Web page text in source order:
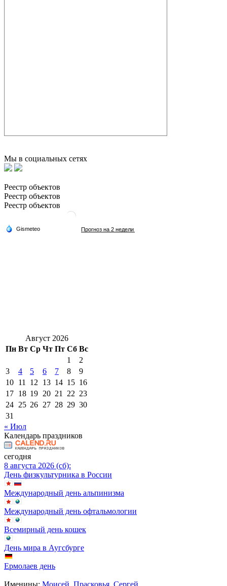
Мы в социальных сетях
Реестр объектов
Реестр объектов
Реестр объектов
Август 2026
Пн Вт Ср Чт Пт Сб Вс
1
2
3
4 5 6 7 8
9
10 11 12 13 14 15 16
17 18 19 20 21 22 23
24 25 26 27 28 29 30
31
« Июл
Календарь праздников
сегодня
8 августа 2026 (сб):
День физкультурника в России
Международный день альпинизма
Международный день офтальмологии
Всемирный день кошек
День мира в Аугсбурге
Ермолаев день